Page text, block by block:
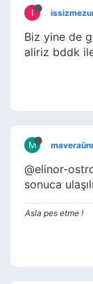
I
Biz yine de
aliriz bddk
M
@elinor-
sonuca
Asla pes etme !